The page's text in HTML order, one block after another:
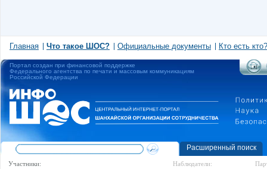
Главная Что такое ШОС? Официальные документы Кто есть кто?
Портал создан при финансовой поддержке
Федерального агентства по печати и массовым коммуникациям
Российской Федерации
Расширенный поиск
Участники: Наблюдатели: